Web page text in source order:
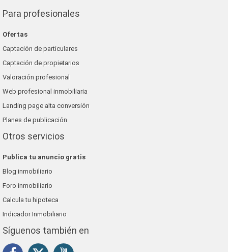
Para profesionales
Ofertas
Captación de particulares
Captación de propietarios
Valoración profesional
Web profesional inmobiliaria
Landing page alta conversión
Planes de publicación
Otros servicios
Publica tu anuncio gratis
Blog inmobiliario
Foro inmobiliario
Calcula tu hipoteca
Indicador Inmobiliario
Síguenos también en